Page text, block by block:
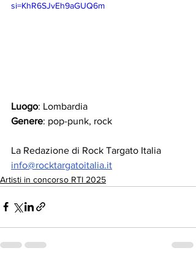
si=KhR6SJvEh9aGUQ6m
Luogo: Lombardia
Genere: pop-punk, rock
La Redazione di Rock Targato Italia
info@rocktargatoitalia.it
Artisti in concorso RTI 2025